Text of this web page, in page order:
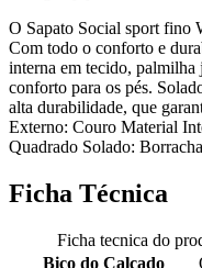
O Sapato Social sport fino
Com todo o conforto e
interna em tecido,
conforto para os pés.
alta durabilidade, que
Externo: Couro Material
Quadrado Solado:
Ficha Técnica
Ficha tecnica do
Bico do Calçado